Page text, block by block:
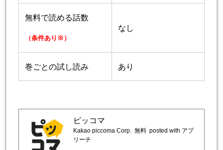
無料で読める話数
（条件あり※）
なし
巻ごとの試し読み あり
ピッコマ
Kakao piccoma Corp. 無料 posted with アプ
リーチ